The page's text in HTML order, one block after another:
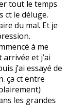
tout le temps
ct le déluge.
du mal. Et je
à me
et j’ai
j’ai essayé de
ça ct entre
les grandes